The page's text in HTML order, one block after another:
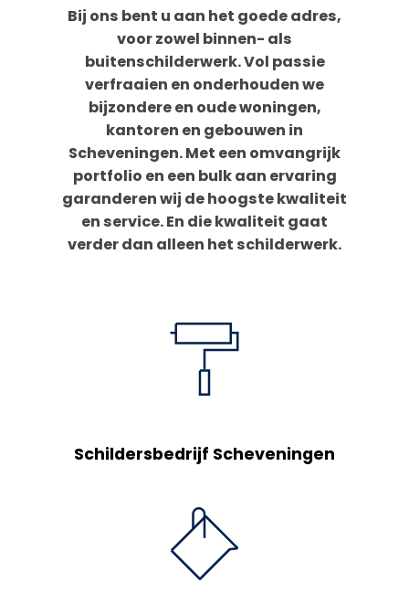
Bij ons bent u aan het goede adres,
voor zowel binnen- als
buitenschilderwerk. Vol passie
verfraaien en onderhouden we
bijzondere en oude woningen,
kantoren en gebouwen in
Scheveningen. Met een omvangrijk
portfolio en een bulk aan ervaring
garanderen wij de hoogste kwaliteit
en service. En die kwaliteit gaat
verder dan alleen het schilderwerk.
Schildersbedrijf Scheveningen